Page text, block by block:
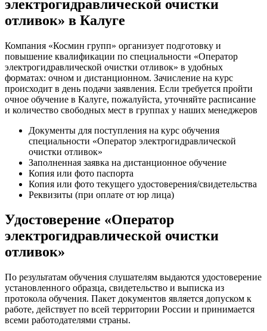
электрогидравлической очистки
отливок» в Калуге
Компания «Космин групп» организует подготовку и
повышение квалификации по специальности «Оператор
электрогидравлической очистки отливок» в удобных
форматах: очном и дистанционном. Зачисление на курс
происходит в день подачи заявления. Если требуется пройти
очное обучение в Калуге, пожалуйста, уточняйте расписание
и количество свободных мест в группах у наших менеджеров
Документы для поступления на курс обучения
специальности «Оператор электрогидравлической
очистки отливок»
Заполненная заявка на дистанционное обучение
Копия или фото паспорта
Копия или фото текущего удостоверения/свидетельства
Реквизиты (при оплате от юр лица)
Удостоверение «Оператор
электрогидравлической очистки
отливок»
По результатам обучения слушателям выдаются удостоверение
установленного образца, свидетельство и выписка из
протокола обучения. Пакет документов является допуском к
работе, действует по всей территории России и принимается
всеми работодателями страны.